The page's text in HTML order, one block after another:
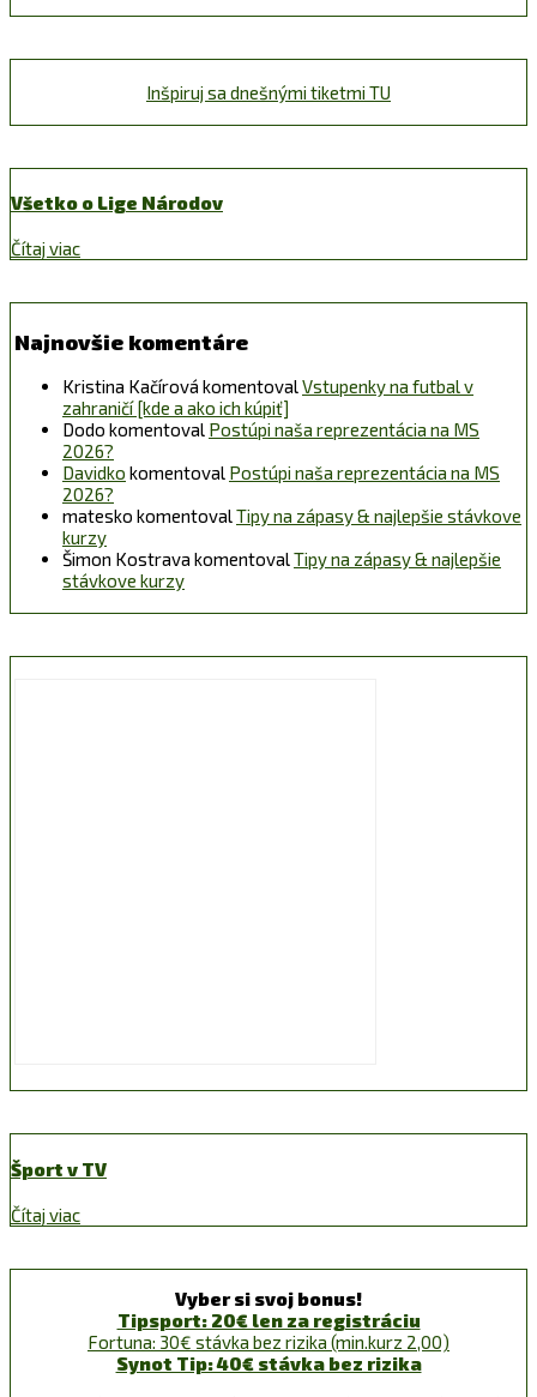
Inšpiruj sa dnešnými tiketmi TU
Všetko o Lige Národov
Čítaj viac
Najnovšie komentáre
Kristina Kačírová komentovalVstupenky na futbal v
zahraničí [kde a ako ich kúpiť]
Dodo komentoval Postúpi naša reprezentácia na MS
2026?
Davidko komentoval Postúpi naša reprezentácia na MS
2026?
matesko komentovalTipy na zápasy & najlepšie stávkove
kurzy
Šimon Kostrava komentovalTipy na zápasy & najlepšie
stávkove kurzy
Šport v TV
Čítaj viac
Vyber si svoj bonus!
Tipsport: 20€ len za registráciu
Fortuna: 30€ stávka bez rizika (min.kurz 2,00)
Synot Tip: 40€ stávka bez rizika